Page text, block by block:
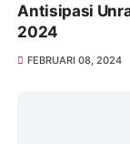
Antisipasi
2024
FEBRUARI 08, 2024